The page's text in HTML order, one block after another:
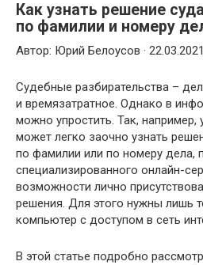
Как узнать решение
по фамилии и номеру
Автор: Юрий Белоусов · 22.03.2021
Судебные разбирательства –
и времязатратное. Однако в
можно упростить. Так, например,
может легко заочно узнать
по фамилии или по номеру дела,
специализированного онлайн-
возможности лично
решения. Для этого нужны лишь
компьютер с доступом в сеть
В этой статье подробно